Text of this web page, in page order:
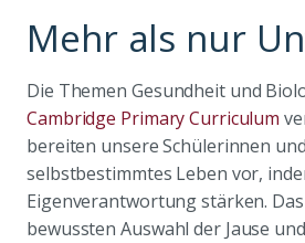
Mehr als nur
Die Themen Gesundheit und
Cambridge Primary Curriculum
bereiten unsere Schülerinnen
selbstbestimmtes Leben vor,
Eigenverantwortung stärken.
bewussten Auswahl der Jause